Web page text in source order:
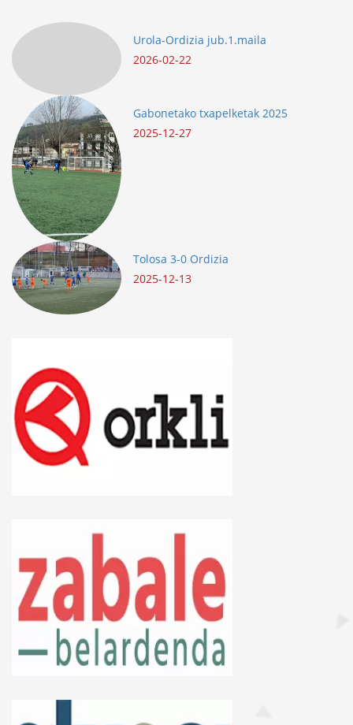
Urola-Ordizia jub.1.maila
2026-02-22
Gabonetako txapelketak 2025
2025-12-27
Tolosa 3-0 Ordizia
2025-12-13